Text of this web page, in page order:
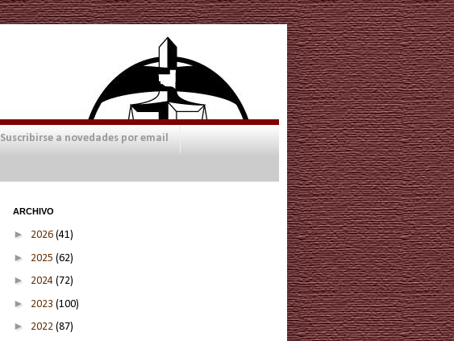
Suscribirse a novedades por email
ARCHIVO
► 2026 (41)
► 2025 (62)
► 2024 (72)
► 2023 (100)
► 2022 (87)